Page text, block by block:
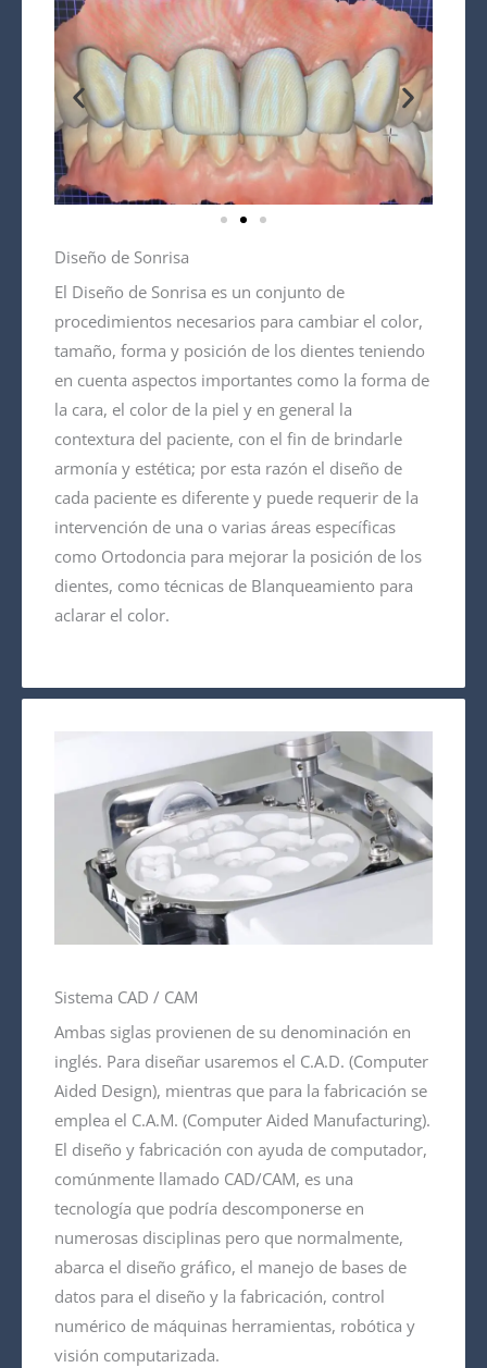
Diseño de Sonrisa
El Diseño de Sonrisa es un conjunto de
procedimientos necesarios para cambiar el color,
tamaño, forma y posición de los dientes teniendo
en cuenta aspectos importantes como la forma de
la cara, el color de la piel y en general la
contextura del paciente, con el fin de brindarle
armonía y estética; por esta razón el diseño de
cada paciente es diferente y puede requerir de la
intervención de una o varias áreas específicas
como Ortodoncia para mejorar la posición de los
dientes, como técnicas de Blanqueamiento para
aclarar el color.
Sistema CAD / CAM
Ambas siglas provienen de su denominación en
inglés. Para diseñar usaremos el C.A.D. (Computer
Aided Design), mientras que para la fabricación se
emplea el C.A.M. (Computer Aided Manufacturing).
El diseño y fabricación con ayuda de computador,
comúnmente llamado CAD/CAM, es una
tecnología que podría descomponerse en
numerosas disciplinas pero que normalmente,
abarca el diseño gráfico, el manejo de bases de
datos para el diseño y la fabricación, control
numérico de máquinas herramientas, robótica y
visión computarizada.